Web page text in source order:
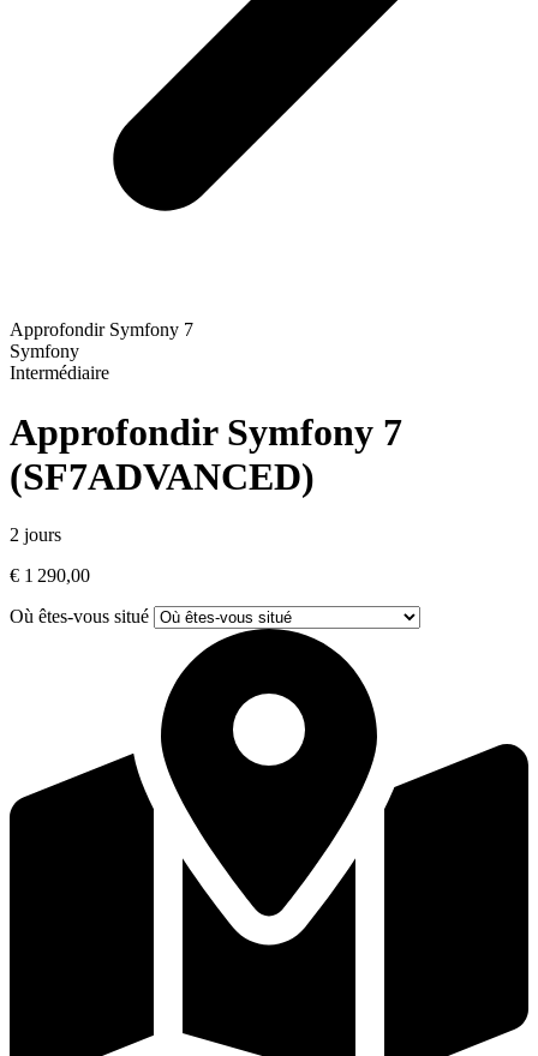
Approfondir Symfony 7
Symfony
Intermédiaire
Approfondir Symfony 7
(SF7ADVANCED)
2 jours
€ 1 290,00
Où êtes-vous situé